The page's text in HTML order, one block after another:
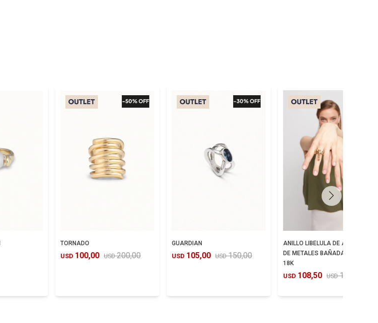
TORNADO
USD 100,00 USD 200,00
GUARDIAN
USD 105,00 USD 150,00
ANILLO LIBELULA DE ALEACIÓN
DE METALES BAÑADA EN ORO
18K
USD 108,50 USD 155,00